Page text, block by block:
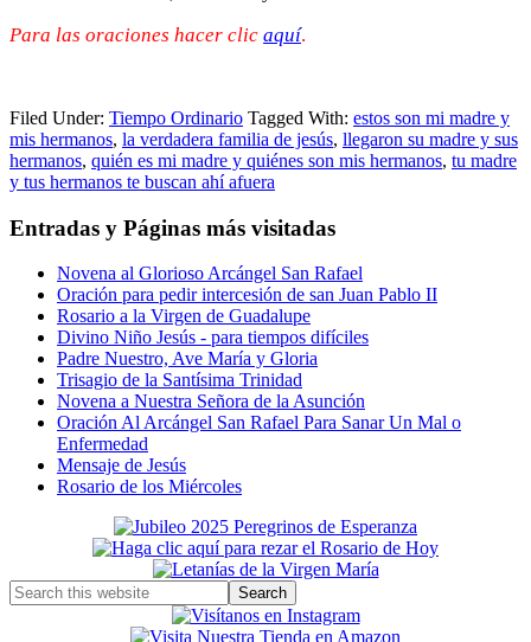
Para las oraciones hacer clic aquí.
Filed Under: Tiempo Ordinario Tagged With: estos son mi madre y
mis hermanos, la verdadera familia de jesús, llegaron su madre y sus
hermanos, quién es mi madre y quiénes son mis hermanos, tu madre
y tus hermanos te buscan ahí afuera
Entradas y Páginas más visitadas
Novena al Glorioso Arcángel San Rafael
Oración para pedir intercesión de san Juan Pablo II
Rosario a la Virgen de Guadalupe
Divino Niño Jesús - para tiempos difíciles
Padre Nuestro, Ave María y Gloria
Trisagio de la Santísima Trinidad
Novena a Nuestra Señora de la Asunción
Oración Al Arcángel San Rafael Para Sanar Un Mal o
Enfermedad
Mensaje de Jesús
Rosario de los Miércoles
Primary
Sidebar
Search
this